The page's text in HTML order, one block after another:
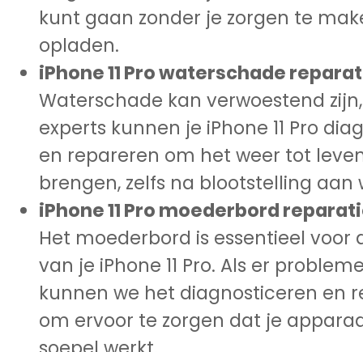
kunt gaan zonder je zorgen te
opladen.
iPhone 11 Pro waterschade
Waterschade kan verwoestend
experts kunnen je iPhone 11 Pro
en repareren om het weer tot
brengen, zelfs na blootstelling aan
iPhone 11 Pro moederbord
Het moederbord is essentieel voor
van je iPhone 11 Pro. Als er
kunnen we het diagnosticeren en
om ervoor te zorgen dat je